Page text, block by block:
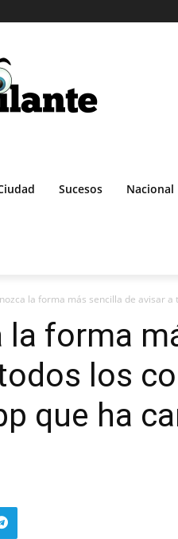
Sucesos Nacional
la forma más sencilla de avisar a
la forma
los
que ha